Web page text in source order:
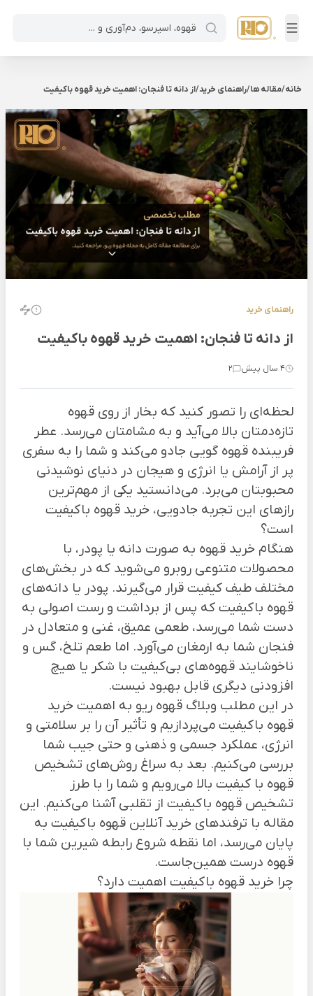
خانه/مقاله ها/راهنمای خرید/از دانه تا فنجان: اهمیت خرید قهوه باکیفیت
راهنمای خرید
از دانه تا فنجان: اهمیت خرید قهوه باکیفیت
4 سال پیش 2
لحظه‌ای را تصور کنید که بخار از روی قهوه
تازه‌دمتان بالا می‌آید و به مشامتان می‌رسد. عطر
فریبنده قهوه گویی جادو می‌کند و شما را به سفری
پر از آرامش یا انرژی و هیجان در دنیای نوشیدنی
محبوبتان می‌برد. می‌دانستید یکی از مهم‌ترین
راز‌های این تجربه جادویی، خرید قهوه باکیفیت
است؟
هنگام خرید قهوه به صورت دانه یا پودر، با
محصولات متنوعی روبرو می‌شوید که در بخش‌های
مختلف طیف کیفیت قرار می‌گیرند. پودر یا دانه‌های
قهوه باکیفیت که پس از برداشت و رست اصولی به
دست شما می‌رسد، طعمی عمیق، غنی و متعادل در
فنجان شما به ارمغان می‌آورد. اما طعم تلخ، گس و
ناخوشایند قهوه‌های بی‌کیفیت با شکر یا هیچ
افزودنی دیگری قابل بهبود نیست.
در این مطلب وبلاگ قهوه ریو به اهمیت خرید
قهوه باکیفیت می‌پردازیم و تأثیر آن را بر سلامتی و
انرژی، عملکرد جسمی و ذهنی و حتی جیب شما
بررسی می‌کنیم. بعد به سراغ روش‌های تشخیص
قهوه با کیفیت بالا می‌رویم و شما را با طرز
تشخیص قهوه باکیفیت از تقلبی آشنا می‌کنیم. این
مقاله با ترفند‌های خرید آنلاین قهوه باکیفیت به
پایان می‌رسد، اما نقطه شروع رابطه شیرین شما با
قهوه درست همین‌جاست.
چرا خرید قهوه باکیفیت اهمیت دارد؟